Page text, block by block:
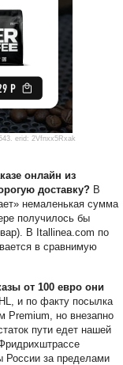
erid: 2Vfnxx5Rxak
онлайн из
доставку? В
немаленькая сумма
получилось бы
В Itallinea.com по
в сравнимую
от 100 евро они
и по факту посылка
Premium, но внезапно
пути едет нашей
России за пределами